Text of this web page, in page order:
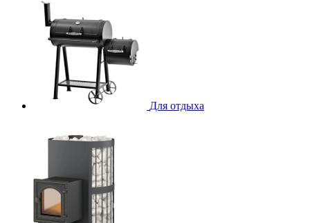
Для отдыха